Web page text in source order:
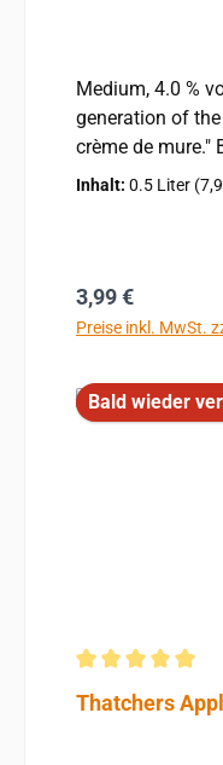
Medium, 4.0 % vol. Blush Cyder: Draught Suffolk Cyder, versetzt mit einem feinen Schuss Brombeersaft - was die dezente, lachsrosa Färbung erklärt.
generation of
crème de mure." Benannt nach der 6. Generation der Cyder-Hersteller bei Aspall, die das Unternehmen 40 Jahre lang leiteten, ersetzt Aspalls Variante eines klassischen Kir
Royal Champagner und Crème de
Inhalt: 0.5 Liter
Regulärer Preis:
3,99 €
Preise inkl. MwSt.
Bald wieder
Thatchers